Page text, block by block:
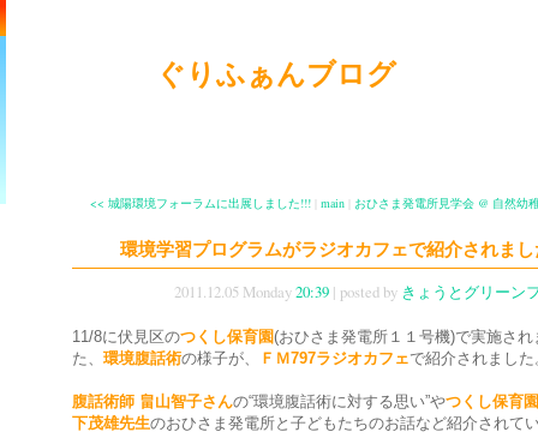
ぐりふぁんブログ
<< 城陽環境フォーラムに出展しました!!! main おひさま発電所見学会 @ 自然幼
環境学習プログラムがラジオカフェで紹介されま
2011.12.05 Monday20:39 | posted by きょうとグリーン
11/8に伏見区のつくし保育園(おひさま発電所１１号機)で実施され
た、 環境腹話術の様子が、 ＦＭ797ラジオカフェで紹介されました
腹話術師 畠山智子さんの“環境腹話術に対する思い”やつくし保育
下茂雄先生のおひさま発電所と子どもたちのお話など紹介されて